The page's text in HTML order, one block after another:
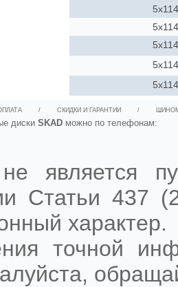
/ СКИДКИ И ГАРАНТИИ /
диски SKAD можно по телефонам:
является
Статьи 437
характер.
точной